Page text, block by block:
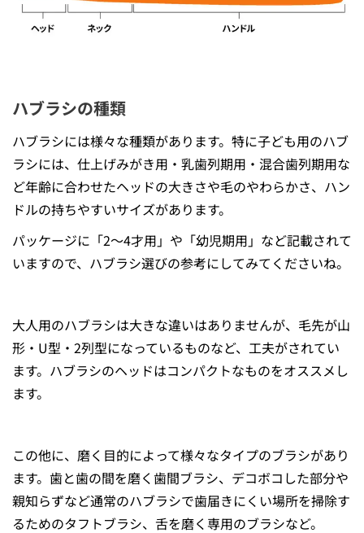
ハブラシの種類
ハブラシには様々な種類があります。特に子ども⽤のハブ
ラシには、仕上げみがき⽤・乳⻭列期⽤・混合⻭列期⽤な
ど年齢に合わせたヘッドの⼤きさや⽑のやわらかさ、ハン
ドルの持ちやすいサイズがあります。
パッケージに「2〜4才⽤」や「幼児期⽤」など記載されて
いますので、ハブラシ選びの参考にしてみてくださいね。
大人用のハブラシは大きな違いはありませんが、⽑先が⼭
形・U型・2列型になっているものなど、工夫がされてい
ます。ハブラシのヘッドはコンパクトなものをオススメし
ます。
この他に、磨く目的によって様々なタイプのブラシがあり
ます。⻭と⻭の間を磨く歯間ブラシ、デコボコした部分や
親知らずなど通常のハブラシで⻭届きにくい場所を掃除す
るためのタフトブラシ、舌を磨く専用のブラシなど。